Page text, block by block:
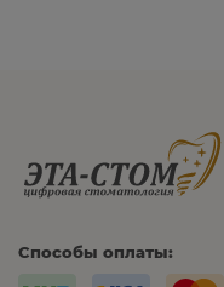
Способы оплаты: